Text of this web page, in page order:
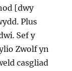
[dwy
Plus
Sef y
Zwolf yn
casgliad